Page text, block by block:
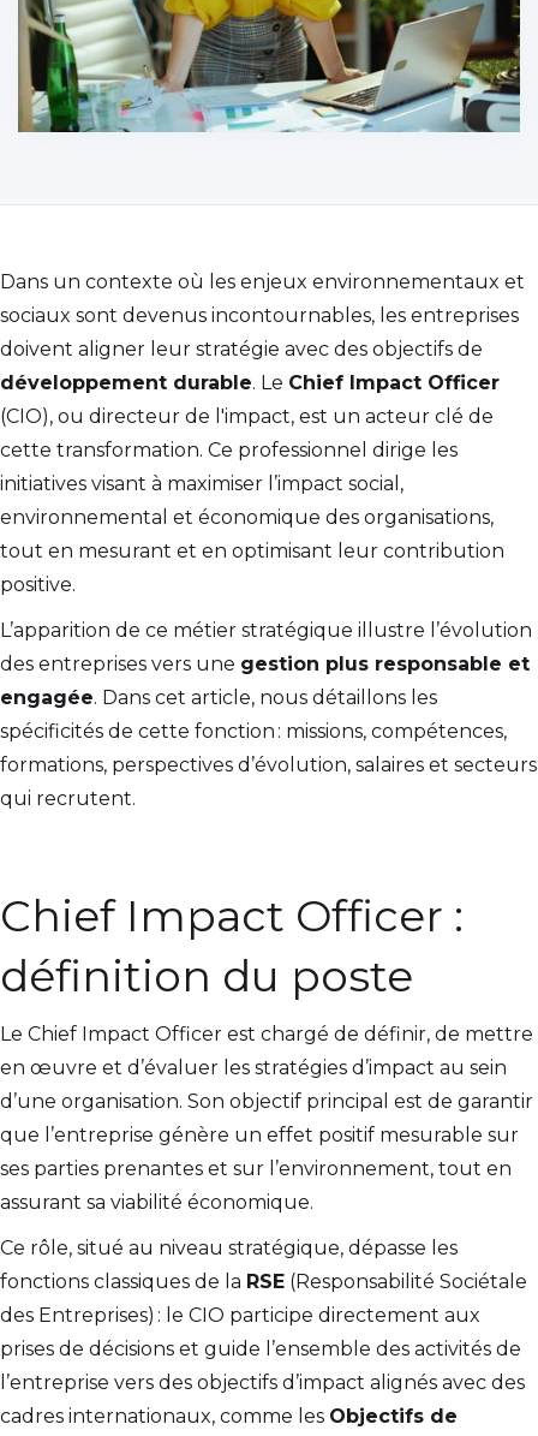
Dans un contexte où les enjeux environnementaux et
sociaux sont devenus incontournables, les entreprises
doivent aligner leur stratégie avec des objectifs de
développement durable. Le Chief Impact Officer
(CIO), ou directeur de l'impact, est un acteur clé de
cette transformation. Ce professionnel dirige les
initiatives visant à maximiser l’impact social,
environnemental et économique des organisations,
tout en mesurant et en optimisant leur contribution
positive.
L’apparition de ce métier stratégique illustre l’évolution
des entreprises vers une gestion plus responsable et
engagée. Dans cet article, nous détaillons les
spécificités de cette fonction : missions, compétences,
formations, perspectives d’évolution, salaires et secteurs
qui recrutent.
Chief Impact Officer :
définition du poste
Le Chief Impact Officer est chargé de définir, de mettre
en œuvre et d’évaluer les stratégies d’impact au sein
d’une organisation. Son objectif principal est de garantir
que l’entreprise génère un effet positif mesurable sur
ses parties prenantes et sur l’environnement, tout en
assurant sa viabilité économique.
Ce rôle, situé au niveau stratégique, dépasse les
fonctions classiques de la RSE (Responsabilité Sociétale
des Entreprises) : le CIO participe directement aux
prises de décisions et guide l’ensemble des activités de
l’entreprise vers des objectifs d’impact alignés avec des
cadres internationaux, comme les Objectifs de